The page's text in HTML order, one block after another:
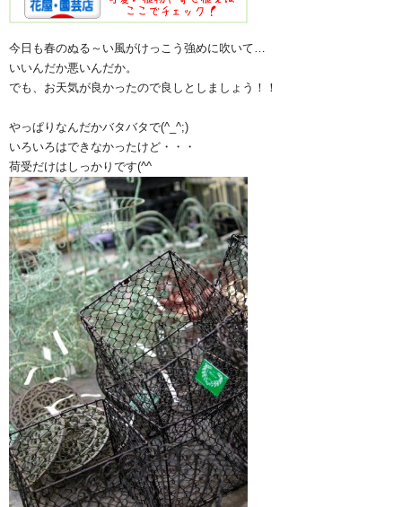
今日も春のぬる～い風がけっこう強めに吹いて…
いいんだか悪いんだか。
でも、お天気が良かったので良しとしましょう！！
やっぱりなんだかバタバタで(^_^;)
いろいろはできなかったけど・・・
荷受だけはしっかりです(^^ゞ